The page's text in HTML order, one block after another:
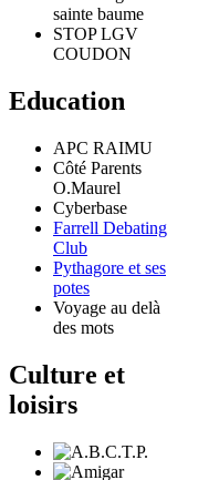
sainte baume
STOP LGV
COUDON
Education
APC RAIMU
Côté Parents
O.Maurel
Cyberbase
Farrell Debating
Club
Pythagore et ses
potes
Voyage au delà
des mots
Culture et
loisirs